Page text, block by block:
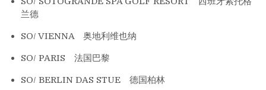
兰德
SO/ VIENNA 奥地利维也纳
SO/ PARIS 法国巴黎
SO/ BERLIN DAS STUE 德国柏林